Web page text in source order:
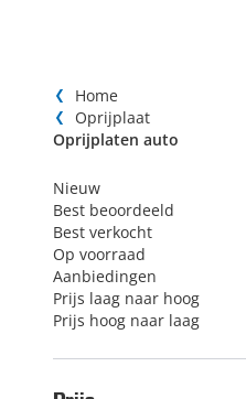
Home
Oprijplaat
Oprijplaten auto
Nieuw
Best beoordeeld
Best verkocht
Op voorraad
Aanbiedingen
Prijs laag naar hoog
Prijs hoog naar laag